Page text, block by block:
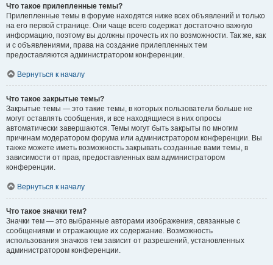
Что такое прилепленные темы?
Прилепленные темы в форуме находятся ниже всех объявлений и только
на его первой странице. Они чаще всего содержат достаточно важную
информацию, поэтому вы должны прочесть их по возможности. Так же, как
и с объявлениями, права на создание прилепленных тем
предоставляются администратором конференции.
Вернуться к началу
Что такое закрытые темы?
Закрытые темы — это такие темы, в которых пользователи больше не
могут оставлять сообщения, и все находящиеся в них опросы
автоматически завершаются. Темы могут быть закрыты по многим
причинам модератором форума или администратором конференции. Вы
также можете иметь возможность закрывать созданные вами темы, в
зависимости от прав, предоставленных вам администратором
конференции.
Вернуться к началу
Что такое значки тем?
Значки тем — это выбранные авторами изображения, связанные с
сообщениями и отражающие их содержание. Возможность
использования значков тем зависит от разрешений, установленных
администратором конференции.